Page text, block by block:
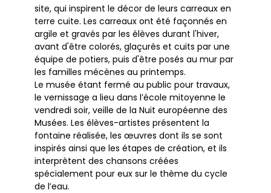
site, qui inspirent le décor de leurs carreaux en
terre cuite. Les carreaux ont été façonnés en
argile et gravés par les élèves durant l'hiver,
avant d'être colorés, glaçurés et cuits par une
équipe de potiers, puis d'être posés au mur par
les familles mécènes au printemps.
Le musée étant fermé au public pour travaux,
le vernissage a lieu dans l’école mitoyenne le
vendredi soir, veille de la Nuit européenne des
Musées. Les élèves-artistes présentent la
fontaine réalisée, les œuvres dont ils se sont
inspirés ainsi que les étapes de création, et ils
interprètent des chansons créées
spécialement pour eux sur le thème du cycle
de l’eau.